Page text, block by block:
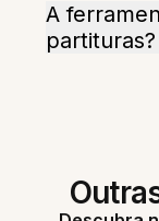
A
partituras?